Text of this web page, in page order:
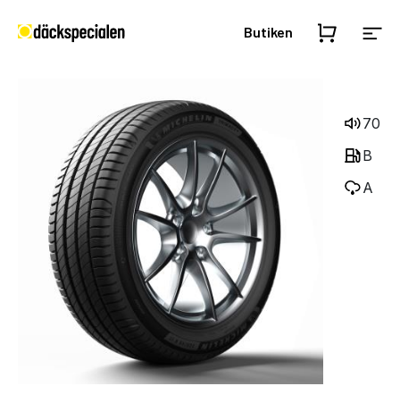
Butiken
70
B
A